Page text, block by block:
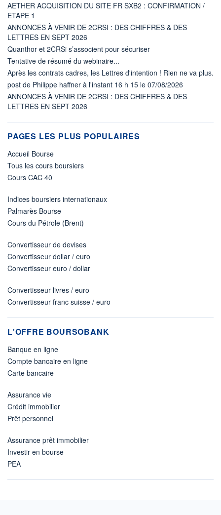
AETHER ACQUISITION DU SITE FR SXB2 : CONFIRMATION /
ETAPE 1
ANNONCES À VENIR DE 2CRSI : DES CHIFFRES & DES
LETTRES EN SEPT 2026
Quanthor et 2CRSi s’associent pour sécuriser
Tentative de résumé du webinaire...
Après les contrats cadres, les Lettres d'intention ! Rien ne va plus.
post de Philippe haffner à l'instant 16 h 15 le 07/08/2026
ANNONCES À VENIR DE 2CRSI : DES CHIFFRES & DES
LETTRES EN SEPT 2026
PAGES LES PLUS POPULAIRES
Accueil Bourse
Tous les cours boursiers
Cours CAC 40
Indices boursiers internationaux
Palmarès Bourse
Cours du Pétrole (Brent)
Convertisseur de devises
Convertisseur dollar / euro
Convertisseur euro / dollar
Convertisseur livres / euro
Convertisseur franc suisse / euro
L'OFFRE BOURSOBANK
Banque en ligne
Compte bancaire en ligne
Carte bancaire
Assurance vie
Crédit immobilier
Prêt personnel
Assurance prêt immobilier
Investir en bourse
PEA